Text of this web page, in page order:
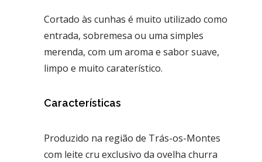
Cortado às cunhas é muito utilizado como
entrada, sobremesa ou uma simples
merenda, com um aroma e sabor suave,
limpo e muito caraterístico.
Características
Produzido na região de Trás-os-Montes
com leite cru exclusivo da ovelha churra